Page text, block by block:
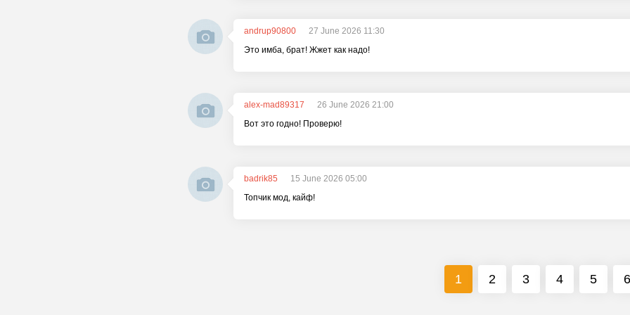
andrup90800
27 June 2026 11:30
Это имба, брат! Жжет как надо!
alex-mad89317
26 June 2026 21:00
Вот это годно! Проверю!
badrik85
15 June 2026 05:00
Топчик мод, кайф!
1 2 3 4 5 6